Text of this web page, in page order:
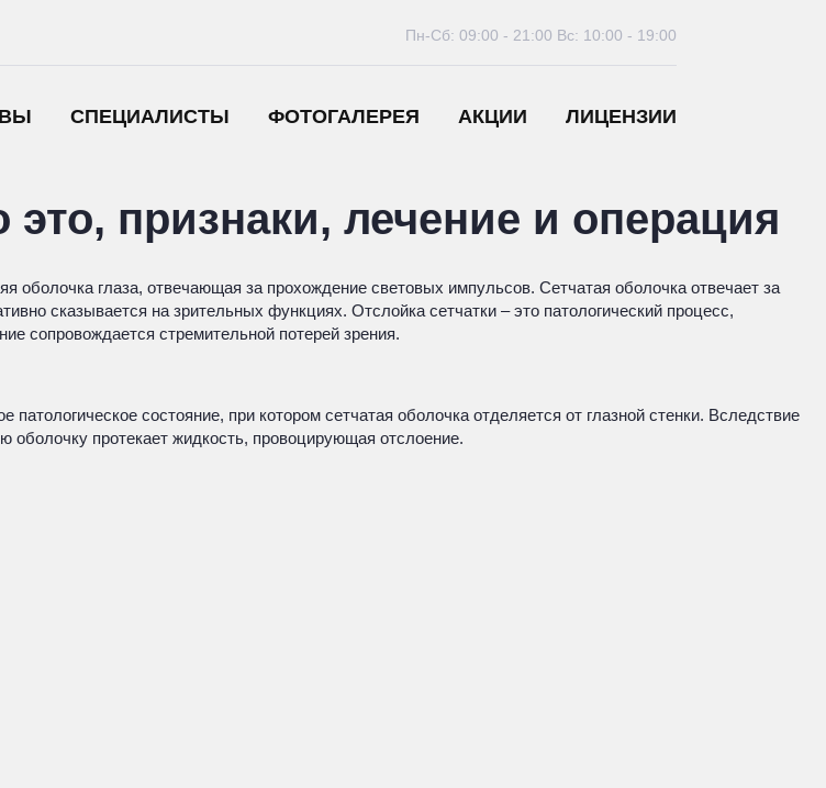
СПЕЦИАЛИСТЫ ФОТОГАЛЕРЕЯ АКЦИИ ЛИЦЕНЗИИ
Пн-Сб: 09:00 - 21:00 Вс: 10:00 - 19:00
это, признаки, лечение и операция
оболочка глаза, отвечающая за прохождение световых импульсов. Сетчатая оболочка отвечает за
сказывается на зрительных функциях. Отслойка сетчатки – это патологический процесс,
сопровождается стремительной потерей зрения.
состояние, при котором сетчатая оболочка отделяется от глазной стенки. Вследствие
оболочку протекает жидкость, провоцирующая отслоение.